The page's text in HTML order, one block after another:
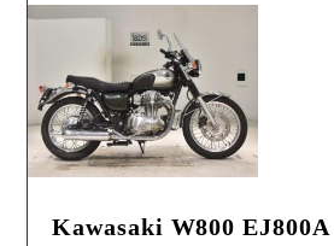
Kawasaki W800 EJ800A